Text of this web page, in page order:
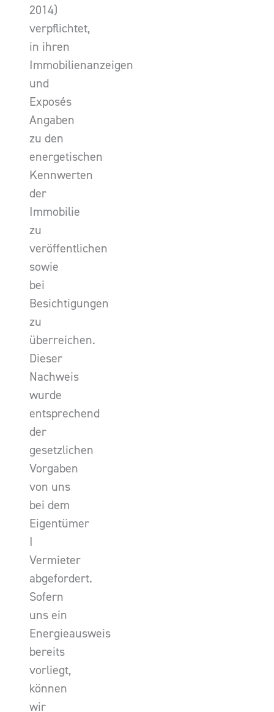
2014)
verpflichtet,
in ihren
Immobilienanzeigen
und
Exposés
Angaben
zu den
energetischen
Kennwerten
der
Immobilie
zu
veröffentlichen
sowie
bei
Besichtigungen
zu
überreichen.
Dieser
Nachweis
wurde
entsprechend
der
gesetzlichen
Vorgaben
von uns
bei dem
Eigentümer
I
Vermieter
abgefordert.
Sofern
uns ein
Energieausweis
bereits
vorliegt,
können
wir